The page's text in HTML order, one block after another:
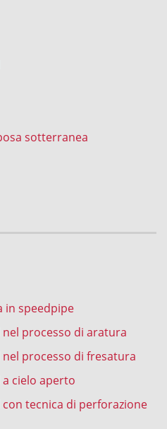
sotterranea
in speedpipe
processo di aratura
processo di fresatura
cielo aperto
tecnica di perforazione